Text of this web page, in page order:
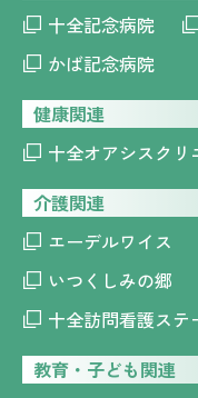
十全記念病院
かば記念病院
健康関連
十全オアシスクリ
介護関連
エーデルワイス
いつくしみの郷
十全訪問看護ステ
教育・子ども関連